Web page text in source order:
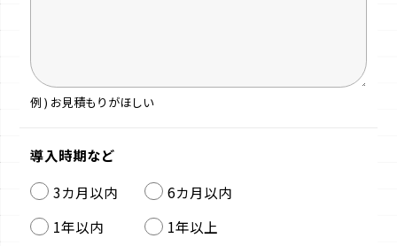
例 ) お見積もりがほしい
導入時期など
3カ月以内
6カ月以内
1年以内
1年以上